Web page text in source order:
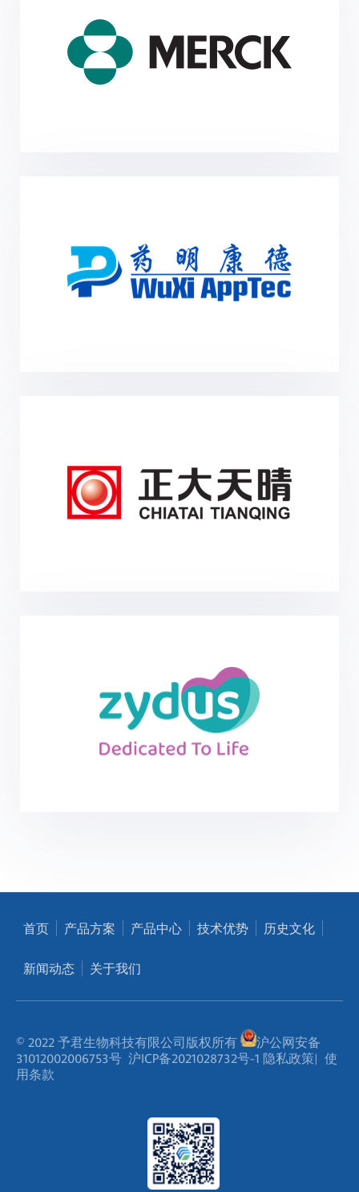
首页 产品方案 产品中心 技术优势 历史文化
新闻动态 关于我们
© 2022 予君生物科技有限公司版权所有
沪公网安备
31012002006753号 沪ICP备2021028732号-1 隐私政策| 使
用条款